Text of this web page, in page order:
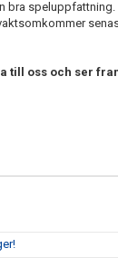
bra speluppfattning.
till oss och ser